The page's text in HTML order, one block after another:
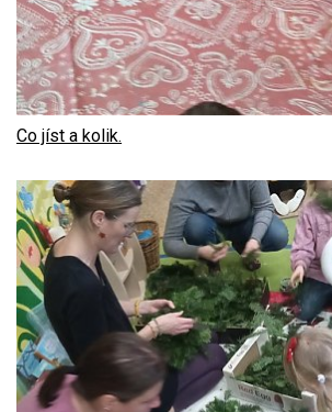
Co jíst a kolik.